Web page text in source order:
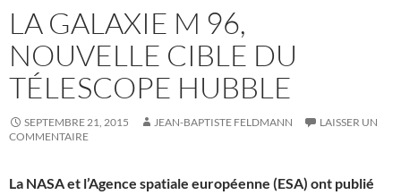
LA GALAXIE M 96,
NOUVELLE CIBLE DU
TÉLESCOPE HUBBLE
SEPTEMBRE 21, 2015 JEAN-BAPTISTE FELDMANN
LAISSER UN
COMMENTAIRE
La NASA et l’Agence spatiale européenne (ESA) ont publié